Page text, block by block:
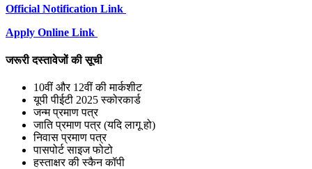
Official Notification Link
Apply Online Link
जरूरी दस्तावेजों की सूची
10वीं और 12वीं की मार्कशीट
यूपी पीईटी 2025 स्कोरकार्ड
जन्म प्रमाण पत्र
जाति प्रमाण पत्र (यदि लागू हो)
निवास प्रमाण पत्र
पासपोर्ट साइज फोटो
हस्ताक्षर की स्कैन कॉपी